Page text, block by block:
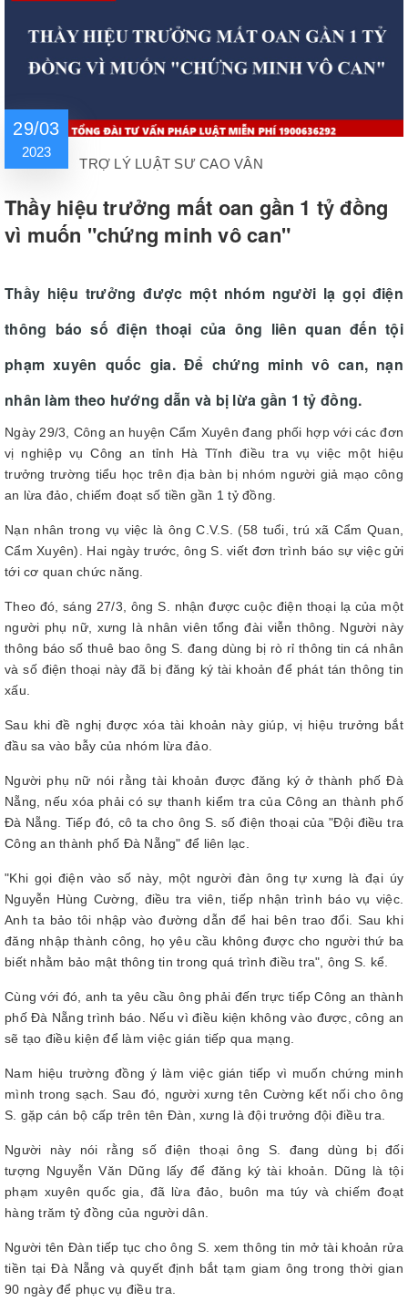
29/03
2023
TRỢ LÝ LUẬT SƯ CAO VÂN
Thầy hiệu trưởng mất oan gần 1 tỷ đồng
vì muốn "chứng minh vô can"
Thầy hiệu trưởng được một nhóm người lạ gọi điện
thông báo số điện thoại của ông liên quan đến tội
phạm xuyên quốc gia. Để chứng minh vô can, nạn
nhân làm theo hướng dẫn và bị lừa gần 1 tỷ đồng.
Ngày 29/3, Công an huyện Cẩm Xuyên đang phối hợp với các đơn
vị nghiệp vụ Công an tỉnh Hà Tĩnh điều tra vụ việc một hiệu
trưởng trường tiểu học trên địa bàn bị nhóm người giả mạo công
an lừa đảo, chiếm đoạt số tiền gần 1 tỷ đồng.
Nạn nhân trong vụ việc là ông C.V.S. (58 tuổi, trú xã Cẩm Quan,
Cẩm Xuyên). Hai ngày trước, ông S. viết đơn trình báo sự việc gửi
tới cơ quan chức năng.
Theo đó, sáng 27/3, ông S. nhận được cuộc điện thoại lạ của một
người phụ nữ, xưng là nhân viên tổng đài viễn thông. Người này
thông báo số thuê bao ông S. đang dùng bị rò rỉ thông tin cá nhân
và số điện thoại này đã bị đăng ký tài khoản để phát tán thông tin
xấu.
Sau khi đề nghị được xóa tài khoản này giúp, vị hiệu trưởng bắt
đầu sa vào bẫy của nhóm lừa đảo.
Người phụ nữ nói rằng tài khoản được đăng ký ở thành phố Đà
Nẵng, nếu xóa phải có sự thanh kiểm tra của Công an thành phố
Đà Nẵng. Tiếp đó, cô ta cho ông S. số điện thoại của "Đội điều tra
Công an thành phố Đà Nẵng" để liên lạc.
"Khi gọi điện vào số này, một người đàn ông tự xưng là đại úy
Nguyễn Hùng Cường, điều tra viên, tiếp nhận trình báo vụ việc.
Anh ta bảo tôi nhập vào đường dẫn để hai bên trao đổi. Sau khi
đăng nhập thành công, họ yêu cầu không được cho người thứ ba
biết nhằm bảo mật thông tin trong quá trình điều tra", ông S. kể.
Cùng với đó, anh ta yêu cầu ông phải đến trực tiếp Công an thành
phố Đà Nẵng trình báo. Nếu vì điều kiện không vào được, công an
sẽ tạo điều kiện để làm việc gián tiếp qua mạng.
Nam hiệu trường đồng ý làm việc gián tiếp vì muốn chứng minh
mình trong sạch. Sau đó, người xưng tên Cường kết nối cho ông
S. gặp cán bộ cấp trên tên Đàn, xưng là đội trưởng đội điều tra.
Người này nói rằng số điện thoại ông S. đang dùng bị đối
tượng Nguyễn Văn Dũng lấy để đăng ký tài khoản. Dũng là tội
phạm xuyên quốc gia, đã lừa đảo, buôn ma túy và chiếm đoạt
hàng trăm tỷ đồng của người dân.
Người tên Đàn tiếp tục cho ông S. xem thông tin mở tài khoản rửa
tiền tại Đà Nẵng và quyết định bắt tạm giam ông trong thời gian
90 ngày để phục vụ điều tra.